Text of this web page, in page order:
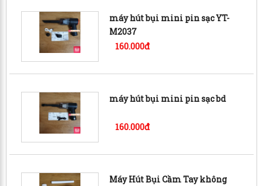
máy hút bụi mini pin sạc YT-
M2037
160.000đ
máy hút bụi mini pin sạc bd
160.000đ
Máy Hút Bụi Cầm Tay không